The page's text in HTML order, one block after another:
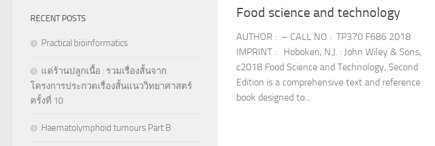
Food science and technology
AUTHOR : – CALL NO : TP370 F686 2018
IMPRINT : Hoboken, N.J. : John Wiley & Sons,
c2018 Food Science and Technology, Second
Edition is a comprehensive text and reference
book designed to...
RECENT POSTS
Practical bioinformatics
แด่ร้านปลูกเนื้อ : รวมเรื่องสั้นจาก
โครงการประกวดเรื่องสั้นแนววิทยาศาสตร์
ครั้งที่ 10
Haematolymphoid tumours Part B